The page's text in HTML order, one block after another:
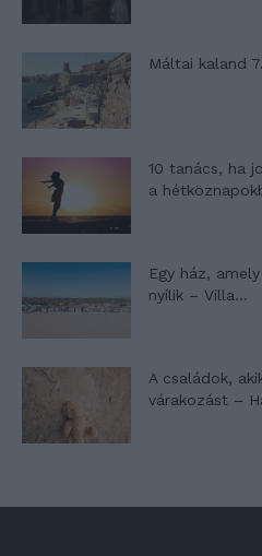
Máltai kaland 7.
10 tanács, ha
a
Egy ház,
nyílik – Villa...
A családok,
várakozást –